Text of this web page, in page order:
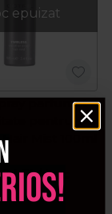
epuizat
parfumat
pentru par
Mist 100ml
LEI / buc